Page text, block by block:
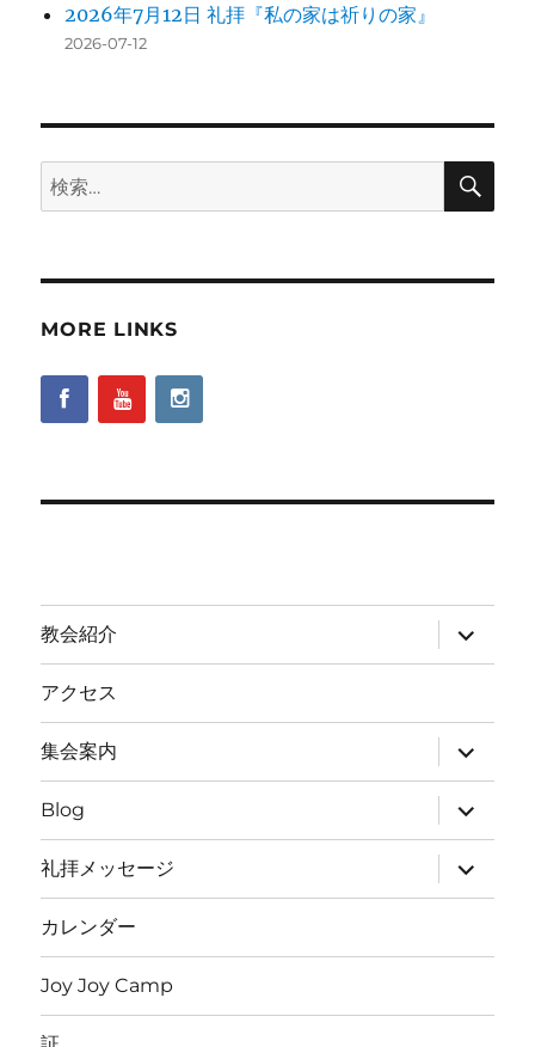
2026年7月12日 礼拝『私の家は祈りの家』
2026-07-12
検
索:
検
MORE LINKS
教会紹介
サ
ブ
メ
ー
を
展
開
アクセス
集会案内
サ
ブ
メ
ニ
ュ
ー
を
展
開
Blog
サ
ブ
メ
ニ
ュ
ー
開
礼拝メッセージ
サ
ブ
メ
ー
開
カレンダー
Joy Joy Camp